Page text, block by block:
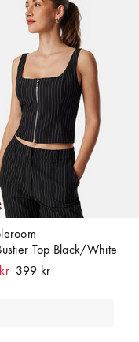
Top Black/White